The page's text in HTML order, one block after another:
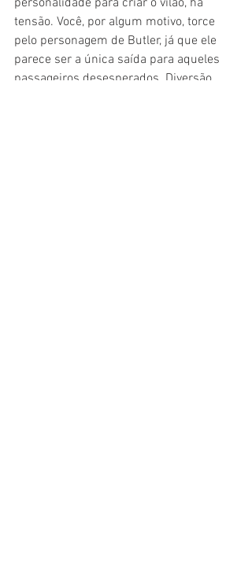
tensão. Você, por algum motivo, torce
pelo personagem de Butler, já que ele
parece ser a única saída para aqueles
passageiros desesperados. Diversão